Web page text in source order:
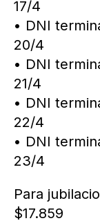
17/4
• DNI
20/4
• DNI
21/4
• DNI
22/4
• DNI
23/4
Para
$17.859